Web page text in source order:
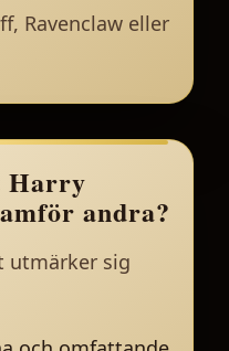
Ravenclaw eller
Harry
andra?
utmärker sig